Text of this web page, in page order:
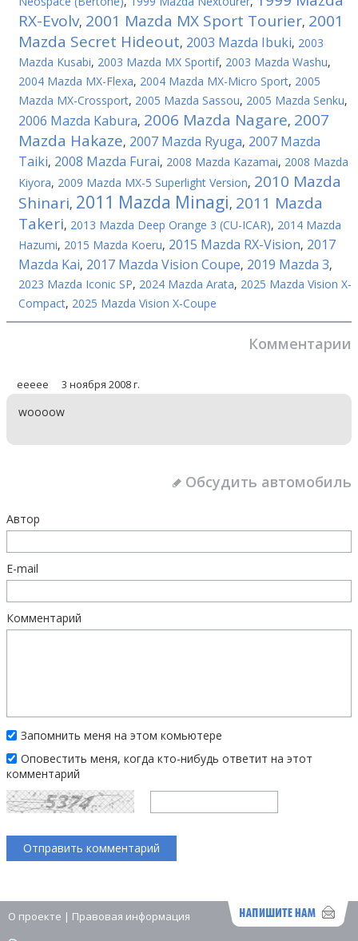
RX-Evolv, 2001 Mazda MX Sport Tourier, 2001
Mazda Secret Hideout, 2003 Mazda Ibuki, 2003
Mazda Kusabi, 2003 Mazda MX Sportif, 2003 Mazda Washu,
2004 Mazda MX-Flexa, 2004 Mazda MX-Micro Sport, 2005
Mazda MX-Crossport, 2005 Mazda Sassou, 2005 Mazda Senku,
2006 Mazda Kabura, 2006 Mazda Nagare, 2007
Mazda Hakaze, 2007 Mazda Ryuga, 2007 Mazda
Taiki, 2008 Mazda Furai, 2008 Mazda Kazamai, 2008 Mazda
Kiyora, 2009 Mazda MX-5 Superlight Version, 2010 Mazda
Shinari, 2011 Mazda Minagi, 2011 Mazda
Takeri, 2013 Mazda Deep Orange 3 (CU-ICAR), 2014 Mazda
Hazumi, 2015 Mazda Koeru, 2015 Mazda RX-Vision, 2017
Mazda Kai, 2017 Mazda Vision Coupe, 2019 Mazda 3,
2023 Mazda Iconic SP, 2024 Mazda Arata, 2025 Mazda Vision X-
Compact, 2025 Mazda Vision X-Coupe
Комментарии
eeeee 3 ноября 2008 г.
woooow
Обсудить автомобиль
Автор
E-mail
Комментарий
Запомнить меня на этом комьютере
Оповестить меня, когда кто-нибудь ответит на этот
комментарий
О проекте | Правовая информация